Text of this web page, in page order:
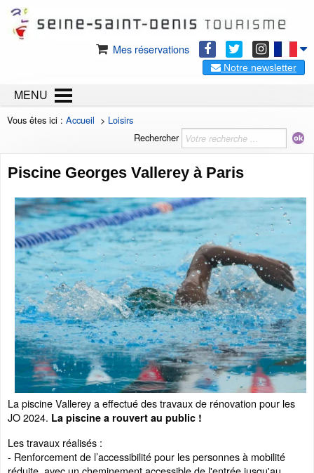
Mes réservations
Notre newsletter
MENU
Vous êtes ici : Accueil > Loisirs
Rechercher
Piscine Georges Vallerey à Paris
La piscine Vallerey a effectué des travaux de rénovation pour les
JO 2024. La piscine a rouvert au public !
Les travaux réalisés :
- Renforcement de l’accessibilité pour les personnes à mobilité